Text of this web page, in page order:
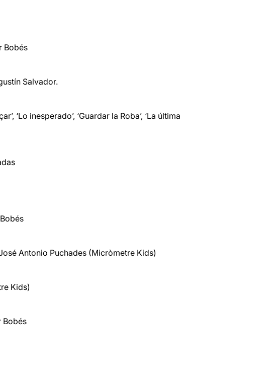
Bobés
Salvador.
‘Lo inesperado’, ‘Guardar la Roba’, ‘La última
Antonio Puchades (Micròmetre Kids)
Kids)
Bobés